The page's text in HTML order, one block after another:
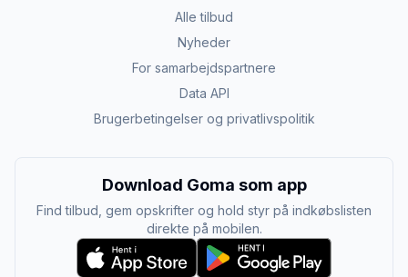
Alle tilbud
Nyheder
For samarbejdspartnere
Data API
Brugerbetingelser og privatlivspolitik
Download Goma som app
Find tilbud, gem opskrifter og hold styr på indkøbslisten
direkte på mobilen.